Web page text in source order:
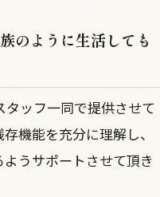
のように生活しても
ッフ一同で提供させて
機能を充分に理解し、
うサポートさせて頂き